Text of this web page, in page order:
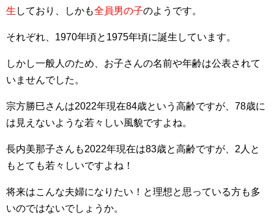
生 しており、しかも全員男の子のようです。
それぞれ、1970年頃と1975年頃に誕生しています。
しかし一般人のため、お子さんの名前や年齢は公表されて
いませんでした。
宗方勝巳さんは2022年現在84歳という高齢ですが、78歳に
は見えないような若々しい風貌ですよね。
長内美那子さんも2022年現在は83歳と高齢ですが、2人と
もとても若々しいですよね！
将来はこんな夫婦になりたい！と理想と思っている方も多
いのではないでしょうか。